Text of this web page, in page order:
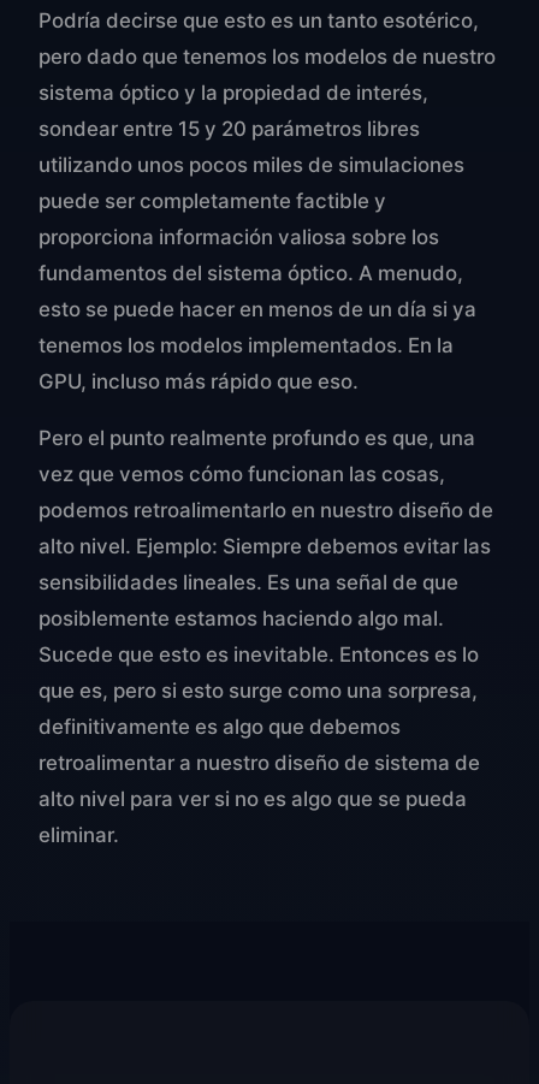
Podría decirse que esto es un tanto esotérico,
pero dado que tenemos los modelos de nuestro
sistema óptico y la propiedad de interés,
sondear entre 15 y 20 parámetros libres
utilizando unos pocos miles de simulaciones
puede ser completamente factible y
proporciona información valiosa sobre los
fundamentos del sistema óptico. A menudo,
esto se puede hacer en menos de un día si ya
tenemos los modelos implementados. En la
GPU, incluso más rápido que eso.
Pero el punto realmente profundo es que, una
vez que vemos cómo funcionan las cosas,
podemos retroalimentarlo en nuestro diseño de
alto nivel. Ejemplo: Siempre debemos evitar las
sensibilidades lineales. Es una señal de que
posiblemente estamos haciendo algo mal.
Sucede que esto es inevitable. Entonces es lo
que es, pero si esto surge como una sorpresa,
definitivamente es algo que debemos
retroalimentar a nuestro diseño de sistema de
alto nivel para ver si no es algo que se pueda
eliminar.